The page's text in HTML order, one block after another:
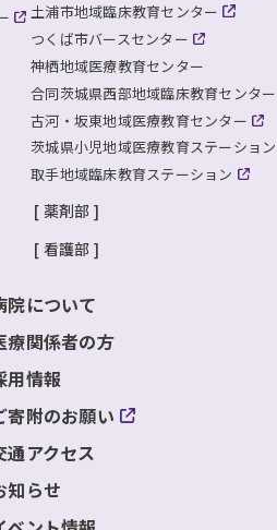
土浦市地域臨床教育センター
つくば市バースセンター
神栖地域医療教育センター
合同茨城県西部地域臨床教育センター
古河・坂東地域医療教育センター
茨城県小児地域医療教育ステーション
取手地域臨床教育ステーション
薬剤部
看護部
院について
療関係者の方
用情報
寄附のお願い
通アクセス
知らせ